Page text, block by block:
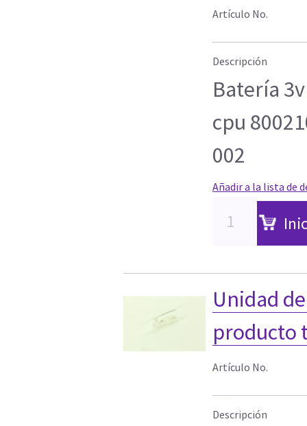
Artículo No.
Descripción
Batería
cpu
002
Añadir a la lista de
Unidad
producto
Artículo No.
Descripción